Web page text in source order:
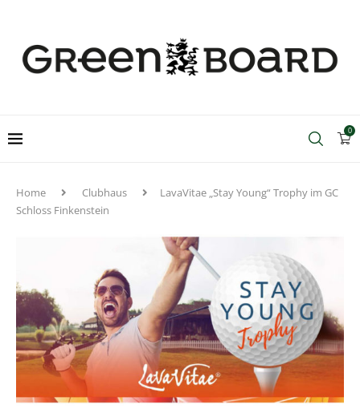
0
Home Clubhaus
LavaVitae „Stay Young“ Trophy im GC
Schloss Finkenstein